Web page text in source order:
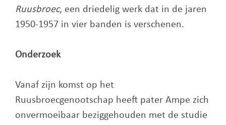
Ruusbroec, een driedelig werk dat in de jaren
1950-1957 in vier banden is verschenen.
Onderzoek
Vanaf zijn komst op het
Ruusbroecgenootschap heeft pater Ampe zich
onvermoeibaar beziggehouden met de studie